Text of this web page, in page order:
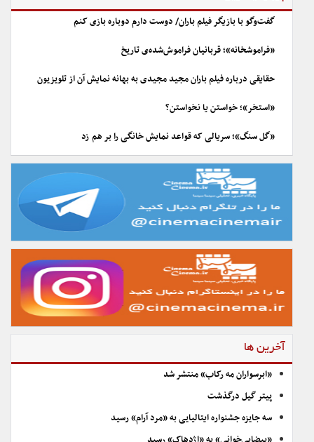
گفت‌وگو با بازیگر فیلم باران/ دوست دارم دوباره بازی کنم
«فراموشخانه»؛ قربانیان فراموش‌شده‌ی تاریخ
حقایقی درباره فیلم باران مجید مجیدی به بهانه نمایش آن از تلویزیون
«استخر»؛ خواستن یا نخواستن؟
«گل سنگ»؛ سریالی که قواعد نمایش خانگی را بر هم زد
آخرین ها
«ابرسواران مه رکاب» منتشر شد
پیتر گیل درگذشت
سه جایزه جشنواره ایتالیایی به «مرد آرام» رسید